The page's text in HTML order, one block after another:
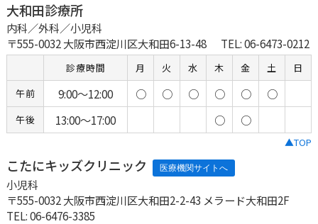
大和田診療所
内科／外科／小児科
〒555-0032 大阪市西淀川区大和田6-13-48
TEL: 06-6473-0212
診療時間 月 火 水 木 金 土
日
午前
9:00～12:00 ○ ○ ○ ○ ○ ○
午後 13:00～17:00 ○ ○
▲TOP
こたにキッズクリニック
小児科
〒555-0032 大阪市西淀川区大和田2-2-43 メラード大和田2F
TEL: 06-6476-3385